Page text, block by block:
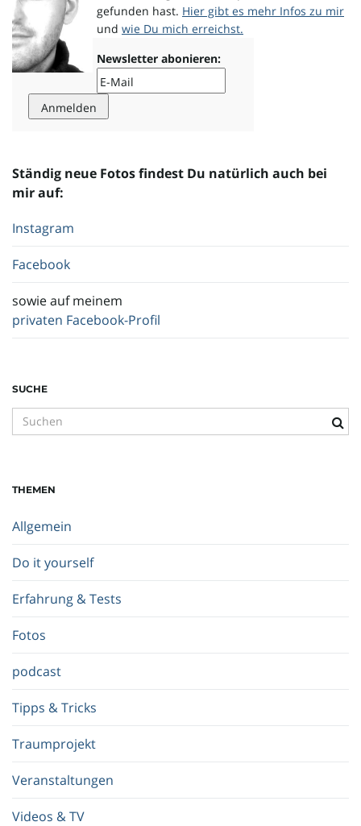
i
gefunden hast. Hier gibt es mehr Infos zu mir
und wie Du mich erreichst.
Newsletter abonieren:
Ständig neue Fotos findest Du natürlich auch bei
mir auf:
Instagram
Facebook
sowie auf meinem
privaten Facebook-Profil
SUCHE
u
b
g
i
f
.
.
.
THEMEN
Allgemein
Do it yourself
Erfahrung & Tests
Fotos
podcast
Tipps & Tricks
Traumprojekt
Veranstaltungen
Videos & TV